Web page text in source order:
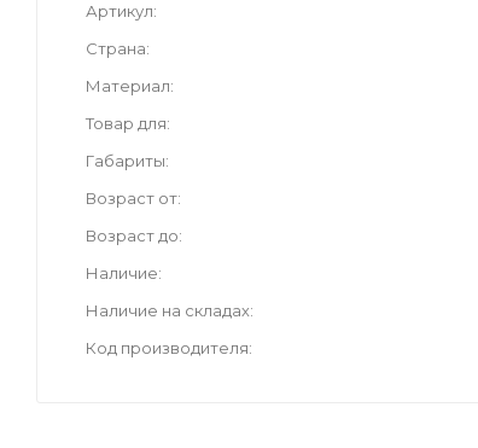
Артикул
Страна
Материал
Товар для
Габариты
Возраст от
Возраст до
Наличие
Наличие на складах
Код производителя